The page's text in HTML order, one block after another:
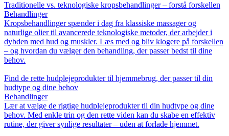
Traditionelle vs. teknologiske kropsbehandlinger – forstå forskellen
Behandlinger
Kropsbehandlinger spænder i dag fra klassiske massager og
naturlige olier til avancerede teknologiske metoder, der arbejder i
dybden med hud og muskler. Læs med og bliv klogere på forskellen
– og hvordan du vælger den behandling, der passer bedst til dine
behov.
Find de rette hudplejeprodukter til hjemmebrug, der passer til din
hudtype og dine behov
Behandlinger
Lær at vælge de rigtige hudplejeprodukter til din hudtype og dine
behov. Med enkle trin og den rette viden kan du skabe en effektiv
rutine, der giver synlige resultater – uden at forlade hjemmet.